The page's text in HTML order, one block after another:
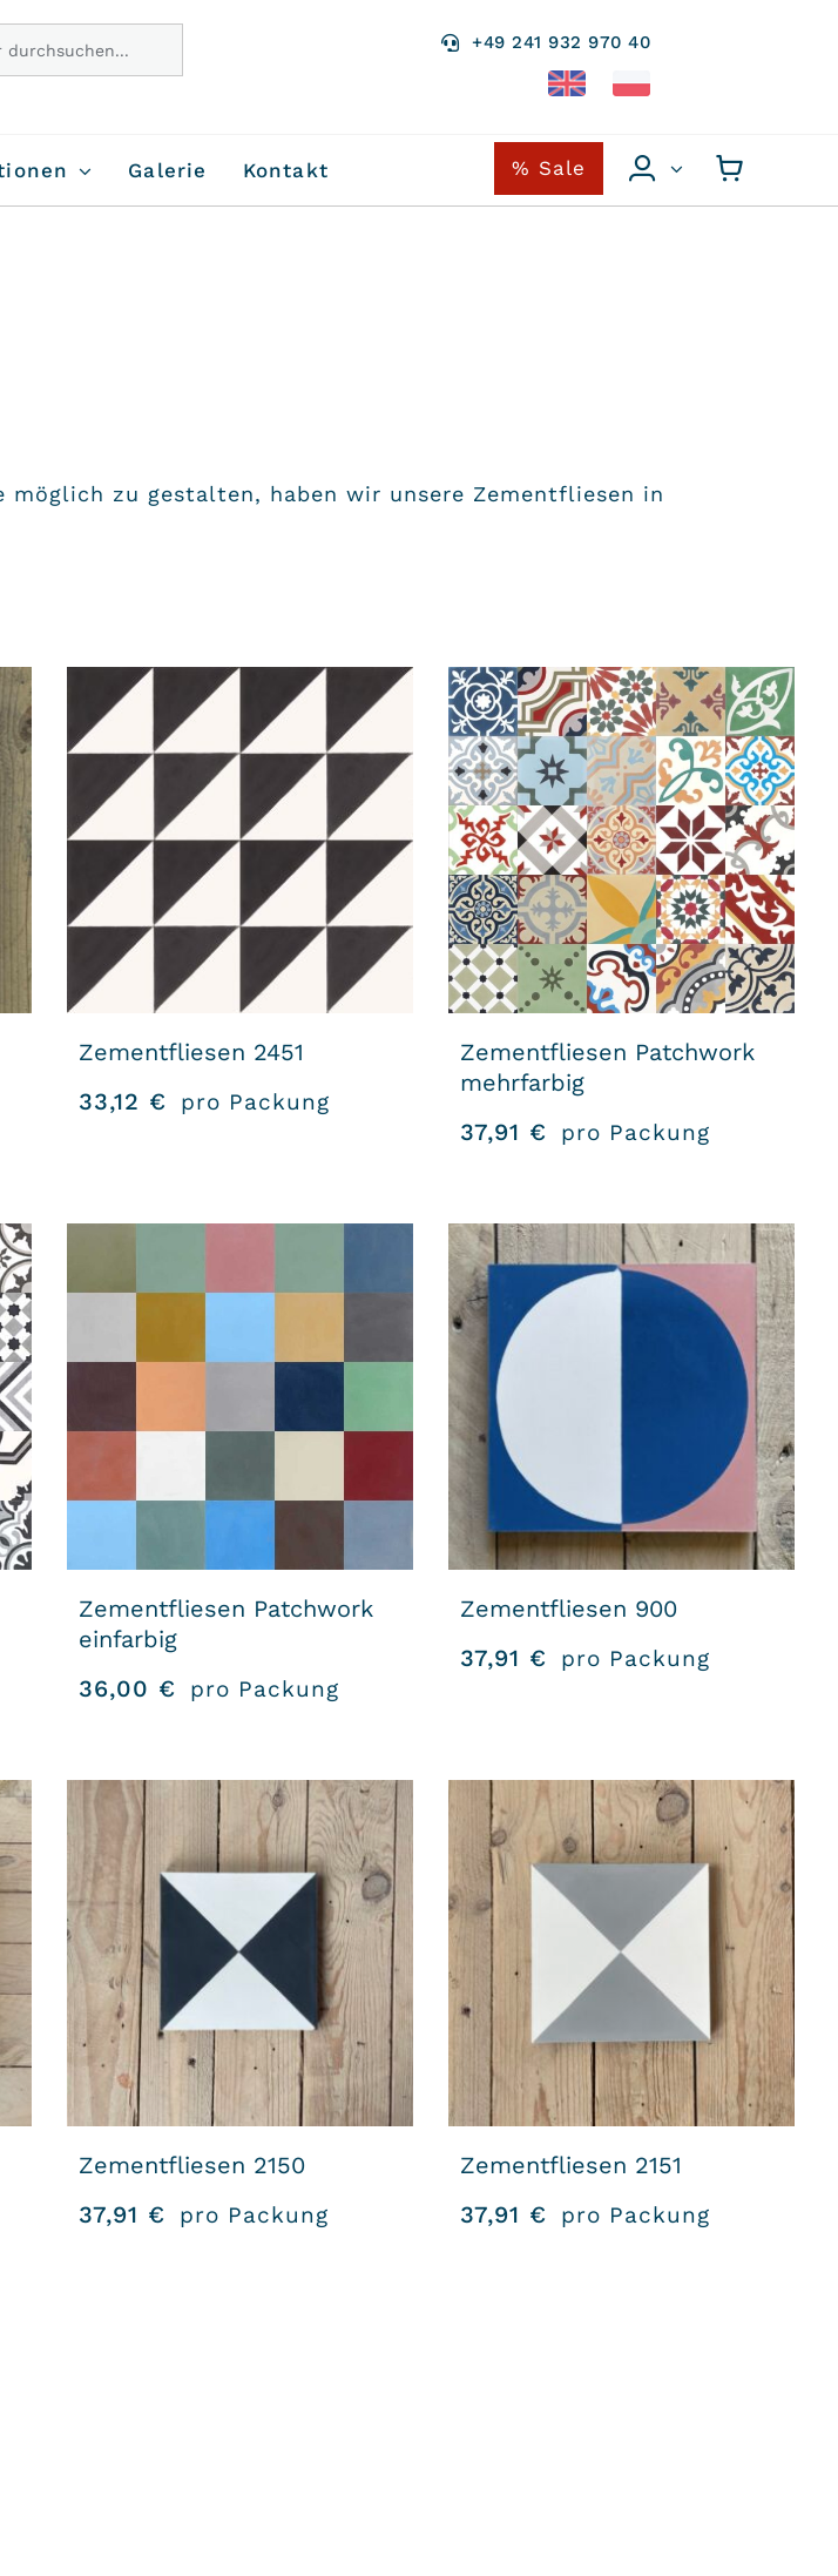
+49 241 932 970 40
Galerie Kontakt % Sale
möglich zu gestalten, haben wir unsere Zementfliesen in
Zementfliesen 2451
33,12 € pro Packung
Zementfliesen Patchwork
mehrfarbig
37,91 € pro Packung
Zementfliesen Patchwork
einfarbig
36,00 € pro Packung
Zementfliesen 900
37,91 € pro Packung
Zementfliesen 2150
37,91 € pro Packung
Zementfliesen 2151
37,91 € pro Packung